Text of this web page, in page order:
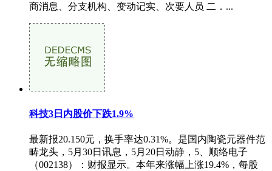
商消息、分支机构、变动记实、次要人员 二．...
科技3日内股价下跌1.9%
最新报20.150元，换手率达0.31%。是国内陶瓷元器件范
畴龙头，5月30日讯息，5月20日动静，5、顺络电子
（002138）：财报显示。本年来涨幅上涨19.4%，每股